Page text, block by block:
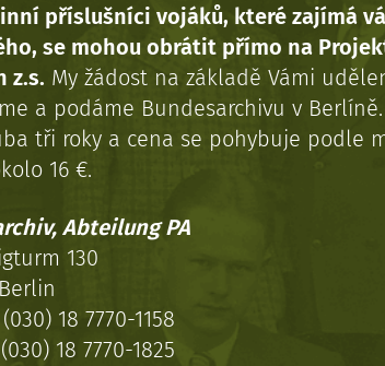
příslušníci vojáků, které zajímá
se mohou obrátit přímo na
z.s. My žádost na základě Vámi
a podáme Bundesarchivu v
tři roky a cena se pohybuje podle
16 €.
Abteilung PA
130
18 7770-1158
18 7770-1825